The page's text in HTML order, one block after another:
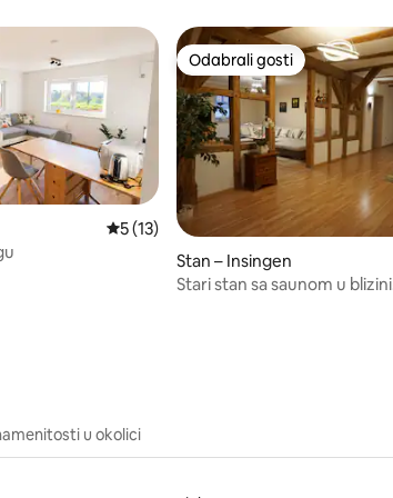
24
s oznakom „Odabrali gosti”
Prosječna ocjena: 5/5, recenzija: 13
5 (13)
Odabrali gosti
Odabrali gosti
Stan – Insingen
Stari stan sa saunom u blizini
u okolici